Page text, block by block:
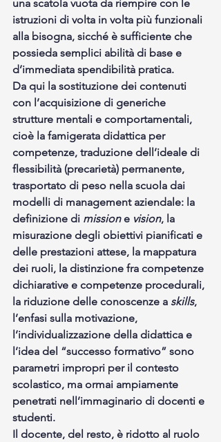
una scatola vuota da riempire con le
istruzioni di volta in volta più funzionali
alla bisogna, sicché è sufficiente che
possieda semplici abilità di base e
d’immediata spendibilità pratica.
Da qui la sostituzione dei contenuti
con l’acquisizione di generiche
strutture mentali e comportamentali,
cioè la famigerata didattica per
competenze, traduzione dell’ideale di
flessibilità (precarietà) permanente,
trasportato di peso nella scuola dai
modelli di management aziendale: la
definizione di mission e vision, la
misurazione degli obiettivi pianificati e
delle prestazioni attese, la mappatura
dei ruoli, la distinzione fra competenze
dichiarative e competenze procedurali,
la riduzione delle conoscenze a skills,
l’enfasi sulla motivazione,
l’individualizzazione della didattica e
l’idea del “successo formativo” sono
parametri impropri per il contesto
scolastico, ma ormai ampiamente
penetrati nell’immaginario di docenti e
studenti.
Il docente, del resto, è ridotto al ruolo